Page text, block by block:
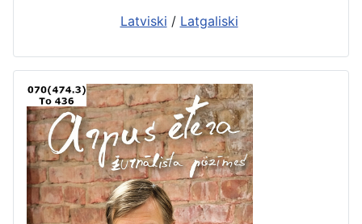
Latviski / Latgaliski